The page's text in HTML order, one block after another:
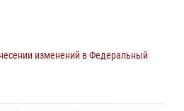
краю состоялось
изменений в Федеральный